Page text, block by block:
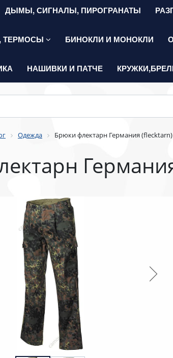
ДЫМЫ, СИГНАЛЫ, ПИРОГРАНАТЫ
ТЕРМОСЫ БИНОКЛИ И МОНОКЛИ
НАШИВКИ И ПАТЧЕ
Одежда Брюки флектарн Германия (flecktarn)